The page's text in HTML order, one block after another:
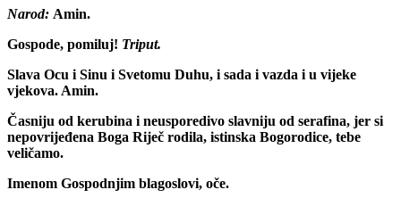
Narod: Amin.
Gospode, pomiluj! Triput.
Slava Ocu i Sinu i Svetomu Duhu, i sada i vazda i u vijeke
vjekova. Amin.
Časniju od kerubina i neusporedivo slavniju od serafina, jer si
nepovrijeđena Boga Riječ rodila, istinska Bogorodice, tebe
veličamo.
Imenom Gospodnjim blagoslovi, oče.